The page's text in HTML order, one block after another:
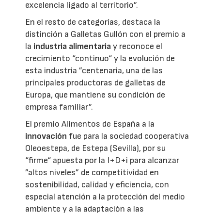
excelencia ligado al territorio”.
En el resto de categorías, destaca la
distinción a Galletas Gullón con el premio a
la industria alimentariay reconoce el
crecimiento “continuo“ y la evolución de
esta industria ”centenaria, una de las
principales productoras de galletas de
Europa, que mantiene su condición de
empresa familiar”.
El premio Alimentos de España a la
innovación fue para la sociedad cooperativa
Oleoestepa, de Estepa (Sevilla), por su
“firme“ apuesta por la I+D+i para alcanzar
”altos niveles” de competitividad en
sostenibilidad, calidad y eficiencia, con
especial atención a la protección del medio
ambiente y a la adaptación a las